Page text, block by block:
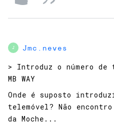
J Jmc.neves
> ​Introduz o número de
MB WAY
Onde é suposto
telemóvel? Não
da Moche...